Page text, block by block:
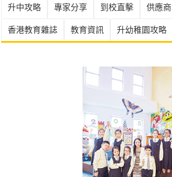
升中攻略
專家分享 到校直擊 供應商
香港教育雜誌
教育資訊 升幼稚園攻略